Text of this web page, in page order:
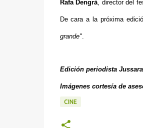
Rafa Dengrà, director del
De cara a la próxima
grande".
Edición periodista
Imágenes cortesía de
CINE